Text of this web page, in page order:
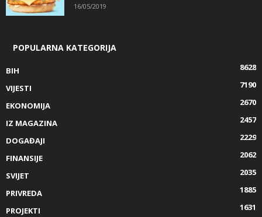
16/05/2019
POPULARNA KATEGORIJA
BIH
8628
VIJESTI
7190
EKONOMIJA
2670
IZ MAGAZINA
2457
DOGAĐAJI
2229
FINANSIJE
2062
SVIJET
2035
PRIVREDA
1885
PROJEKTI
1631